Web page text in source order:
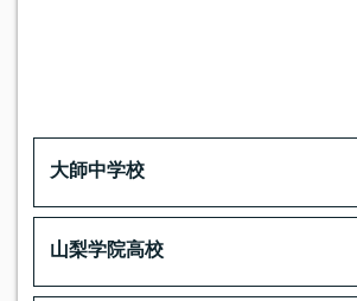
大師中学校
山梨学院高校